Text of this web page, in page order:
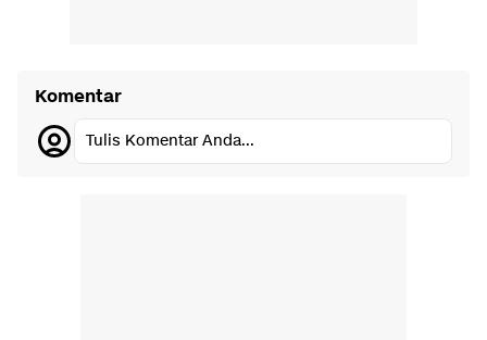
Komentar
Tulis Komentar Anda...